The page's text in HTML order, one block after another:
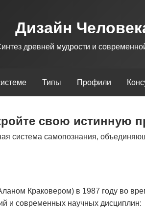
Дизайн
древней мудрости и
Типы Профили
свою истинную
система самопознания,
Краковером) в 1987 году во
и современных научных дисциплин: